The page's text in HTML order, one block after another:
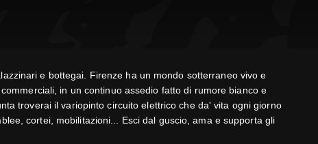
e bottegai. Firenze ha un mondo sotterraneo vivo e
in un continuo assedio fatto di rumore bianco e
troverai il variopinto circuito elettrico che da' vita ogni giorno
cortei, mobilitazioni... Esci dal guscio, ama e supporta gli